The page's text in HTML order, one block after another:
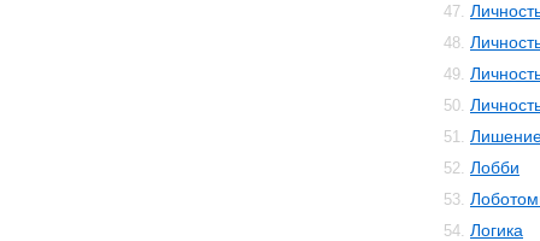
47.
48.
49.
50.
51.
52. Лобби
53.
54. Логика